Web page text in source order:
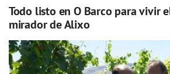
Todo listo en O Barco para vivir
mirador de Alixo